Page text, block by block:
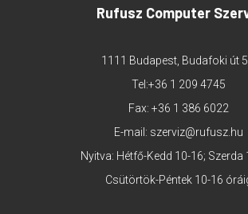
Rufusz Computer
1111 Budapest, Budafoki út
Tel:+36 1 209 4745
Fax: +36 1 386 6022
E-mail: szerviz@rufusz.hu
Nyitva: Hétfő-Kedd 10-16; Szerda
Csütörtök-Péntek 10-16